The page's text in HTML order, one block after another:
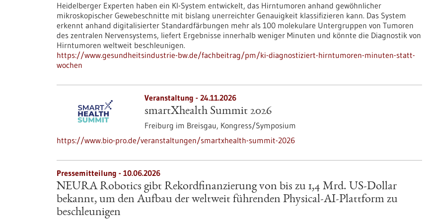
Heidelberger Experten haben ein KI-System entwickelt, das Hirntumoren anhand gewöhnlicher
mikroskopischer Gewebeschnitte mit bislang unerreichter Genauigkeit klassifizieren kann. Das System
erkennt anhand digitalisierter Standardfärbungen mehr als 100 molekulare Untergruppen von Tumoren
des zentralen Nervensystems, liefert Ergebnisse innerhalb weniger Minuten und könnte die Diagnostik von
Hirntumoren weltweit beschleunigen.
https://www.gesundheitsindustrie-bw.de/fachbeitrag/pm/ki-diagnostiziert-hirntumoren-minuten-statt-
wochen
Veranstaltung - 24.11.2026
smartXhealth Summit 2026
Freiburg im Breisgau, Kongress/Symposium
https://www.bio-pro.de/veranstaltungen/smartxhealth-summit-2026
Pressemitteilung - 10.06.2026
NEURA Robotics gibt Rekordfinanzierung von bis zu 1,4 Mrd. US-Dollar
bekannt, um den Aufbau der weltweit führenden Physical-AI-Plattform zu
beschleunigen